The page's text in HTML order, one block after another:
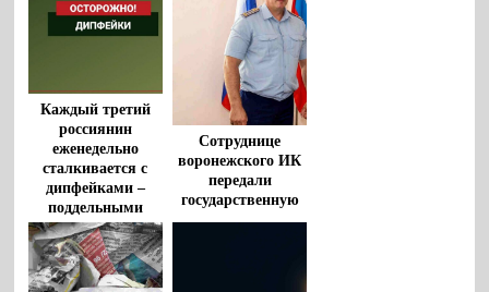
Каждый третий
россиянин
еженедельно
сталкивается с
дипфейками –
поддельными
видео и аудио
Сотруднице
воронежского ИК
передали
государственную
награду супруга